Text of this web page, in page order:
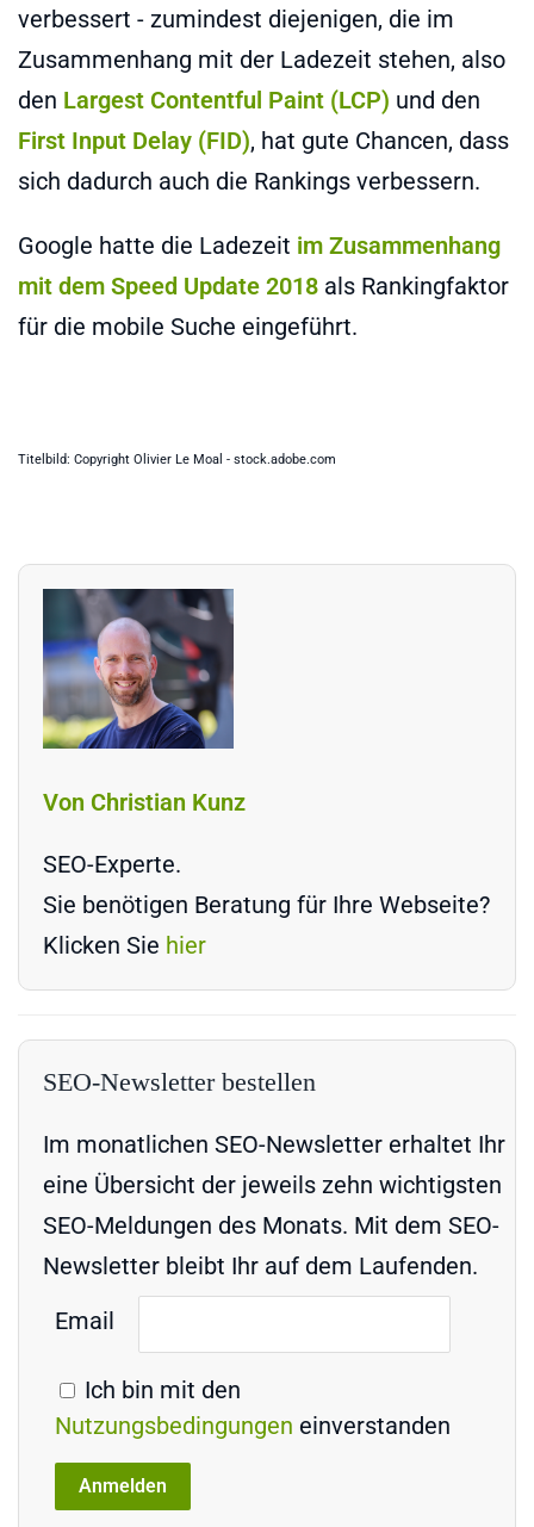
verbessert - zumindest diejenigen, die im
Zusammenhang mit der Ladezeit stehen, also
den Largest Contentful Paint (LCP) und den
First Input Delay (FID), hat gute Chancen, dass
sich dadurch auch die Rankings verbessern.
Google hatte die Ladezeit im Zusammenhang
mit dem Speed Update 2018 als Rankingfaktor
für die mobile Suche eingeführt.
Titelbild: Copyright Olivier Le Moal - stock.adobe.com
Von Christian Kunz
SEO-Experte.
Sie benötigen Beratung für Ihre Webseite?
Klicken Sie hier
SEO-Newsletter bestellen
Im monatlichen SEO-Newsletter erhaltet Ihr
eine Übersicht der jeweils zehn wichtigsten
SEO-Meldungen des Monats. Mit dem SEO-
Newsletter bleibt Ihr auf dem Laufenden.
Email
Ich bin mit den
Nutzungsbedingungen einverstanden